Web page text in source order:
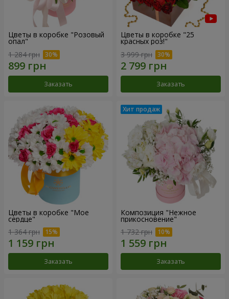
Цветы в коробке "Розовый
опал"
1 284 грн
Заказать
Цветы в коробке "25
красных роз!"
3 999 грн
Заказать
Цветы в коробке "Мое
сердце"
1 364 грн
Заказать
Композиция "Нежное
прикосновение"
1 732 грн
Заказать